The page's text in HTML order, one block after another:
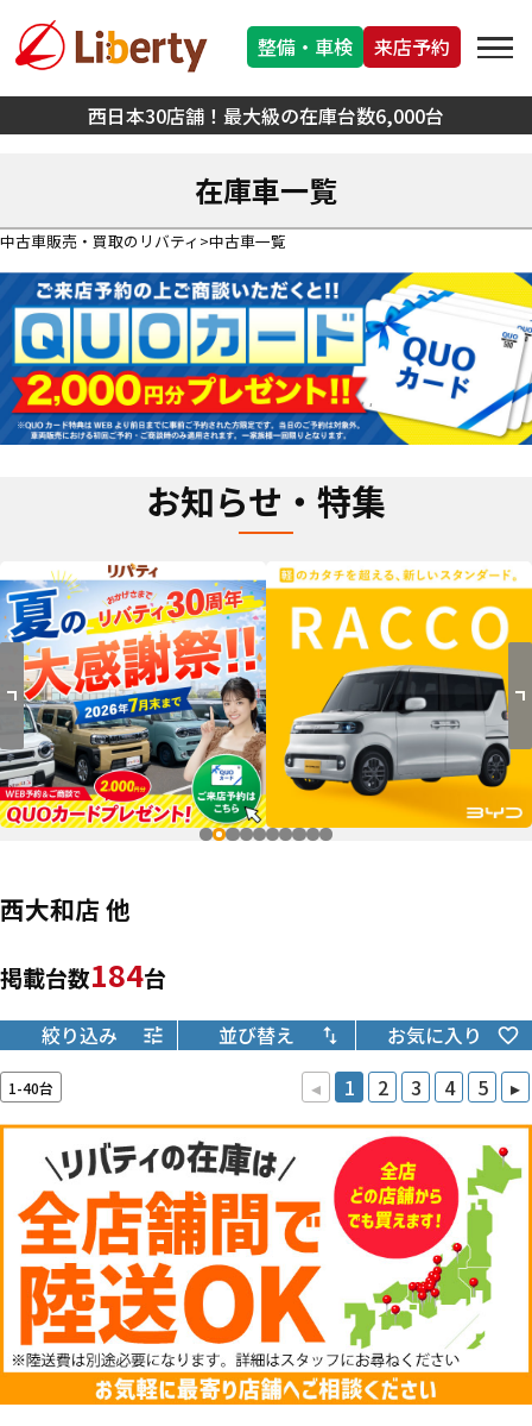
西日本30店舗！最大級の在庫台数6,000台
整備・車検 来店予約
在庫車一覧
中古車販売・買取のリバティ 中古車一覧
お知らせ・特集
西大和店 他
掲載台数184台
絞り込み 並び替え お気に入り
1-40台 ◂ 1 2 3 4 5 ▸